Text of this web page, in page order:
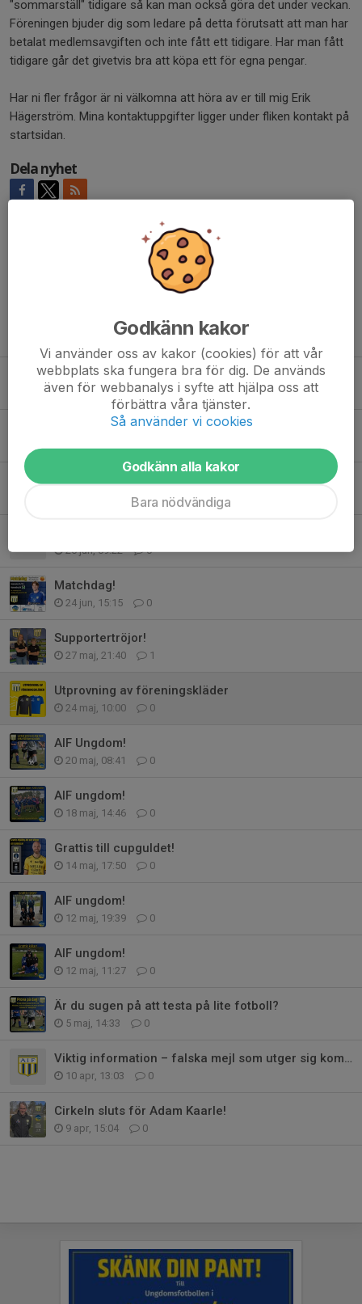
"sommarställ" tidigare så kan man också göra det under veckan.
Föreningen bjuder dig som ledare på detta förutsatt att man har
betalat medlemsavgiften och inte fått ett tidigare. Har man fått
tidigare går det givetvis bra att köpa ett för egna pengar.
Har ni fler frågor är ni välkomna att höra av er till mig Erik
Hägerström. Mina kontaktuppgifter ligger under fliken kontakt på
startsidan.
Dela nyhet
Tidigare nyheter
Matchdag!
3 aug, 22:33 0
Finbesök på IP
1
26 jun, 09:22 0
Matchdag!
24 jun, 15:15 0
Supportertröjor!
27 maj, 21:40 1
Utprovning av föreningskläder
24 maj, 10:00 0
AIF Ungdom!
20 maj, 08:41 0
AIF ungdom!
18 maj, 14:46 0
Grattis till cupguldet!
14 maj, 17:50 0
AIF ungdom!
12 maj, 19:39 0
AIF ungdom!
12 maj, 11:27 0
Är du sugen på att testa på lite fotboll?
5 maj, 14:33 0
Viktig information – falska mejl som utger sig komma från Fredrik Wijk
10 apr, 13:03 0
Cirkeln sluts för Adam Kaarle!
9 apr, 15:04 0
Godkänn kakor
Vi använder oss av kakor (cookies) för att vår
webbplats ska fungera bra för dig. De används
även för webbanalys i syfte att hjälpa oss att
förbättra våra tjänster.
Så använder vi cookies
Godkänn alla kakor
Bara nödvändiga